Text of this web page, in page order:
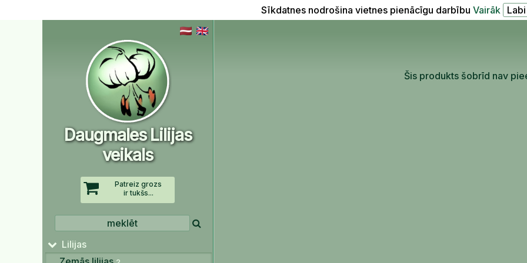
Sīkdatnes nodrošina vietnes pienācīgu darbību Vairāk
Daugmales Lilijas
veikals
Patreiz grozs
ir tukšs...
Lilijas
Šis produkts šobrīd nav